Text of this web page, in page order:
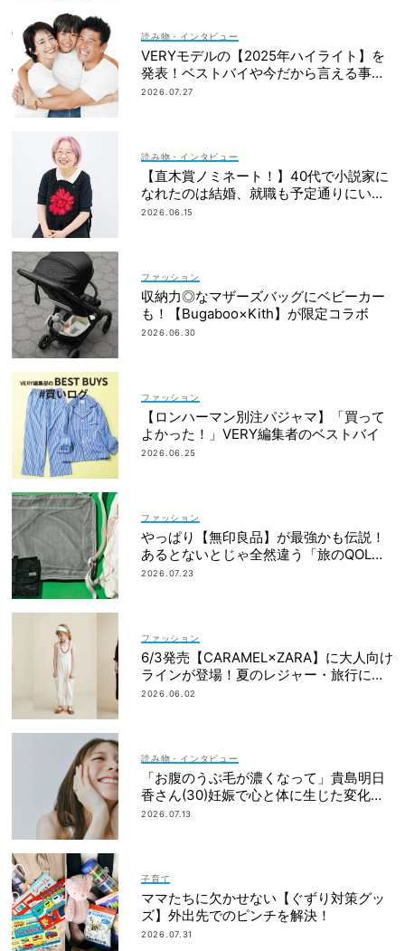
読み物・インタビュー
VERYモデルの【2025年ハイライト】を
発表！ベストバイや今だから言える事件
簿も大公開
2026.07.27
読み物・インタビュー
【直木賞ノミネート！】40代で小説家に
なれたのは結婚、就職も予定通りにいか
なかったから｜朝倉かすみさん
2026.06.15
ファッション
収納力◎なマザーズバッグにベビーカー
も！【Bugaboo×Kith】が限定コラボ
2026.06.30
ファッション
【ロンハーマン別注パジャマ】「買って
よかった！」VERY編集者のベストバイ
2026.06.25
ファッション
やっぱり【無印良品】が最強かも伝説！
あるとないとじゃ全然違う「旅のQOL爆
上げアイテム」
2026.07.23
ファッション
6/3発売【CARAMEL×ZARA】に大人向け
ラインが登場！夏のレジャー・旅行にも
おすすめ
2026.06.02
読み物・インタビュー
「お腹のうぶ毛が濃くなって」貴島明日
香さん(30)妊娠で心と体に生じた変化も
「愛しいです」
2026.07.13
子育て
ママたちに欠かせない【ぐずり対策グッ
ズ】外出先でのピンチを解決！
2026.07.31